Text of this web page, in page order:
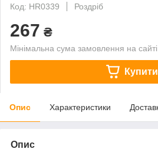
Код: HR0339
Роздріб
267 ₴
Мінімальна сума замовлення на
Купити
Опис Характеристики
Опис